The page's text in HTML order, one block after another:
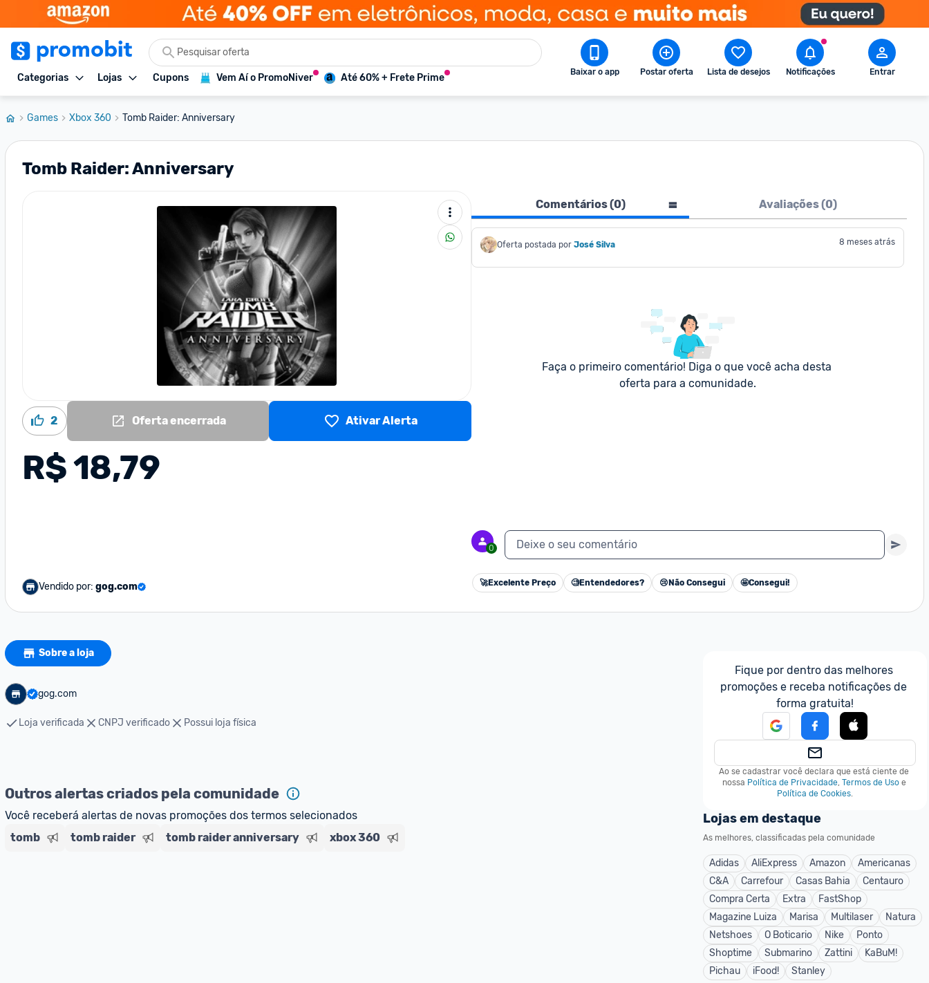
Categorias Lojas Cupons Vem Aí o PromoNiver Até 60% + Frete Prime Baixar o app Postar oferta Lista de desejos Notificações Entrar
Games Xbox 360 Tomb Raider: Anniversary
Tomb Raider: Anniversary
2 Oferta encerrada Ativar Alerta
R$ 18,79
Vendido por: gog.com
Comentários (0) Avaliações (0)
Oferta postada por José Silva 8 meses atrás
Faça o primeiro comentário! Diga o que você acha desta
oferta para a comunidade.
0 Deixe o seu comentário
🚀Excelente Preço 🧐Entendedores? 😢 Não Consegui 🤩Consegui!
Sobre a loja
gog.com
Loja verificada CNPJ verificado Possui loja física
Outros alertas criados pela comunidade
Você receberá alertas de novas promoções dos termos selecionados
tomb
tomb raider tomb raider anniversary xbox 360
Fique por dentro das melhores
promoções e receba notificações de
forma gratuita!
Ao se cadastrar você declara que está ciente de
nossa Política de Privacidade, Termos de Uso e
Política de Cookies.
Lojas em destaque
As melhores, classificadas pela comunidade
Adidas AliExpress Amazon
Americanas
C&A
Carrefour Casas Bahia
Centauro
Compra Certa
Extra
FastShop
Magazine Luiza
Marisa Multilaser
Natura
Netshoes
O Boticario Nike
Ponto
Shoptime
Submarino Zattini
KaBuM!
Pichau
iFood! Stanley